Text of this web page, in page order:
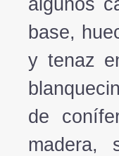
base,
y tenaz
de
madera,